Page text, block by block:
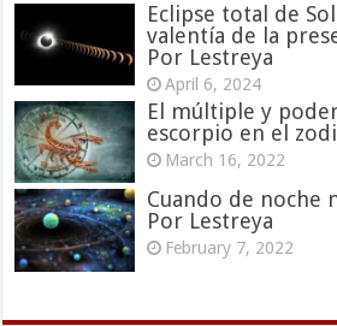
Eclipse total de
valentía de la
Por Lestreya
April 6, 2024
El múltiple y
escorpio en el
March 16, 2022
Cuando de noche
Por Lestreya
February 7, 2022